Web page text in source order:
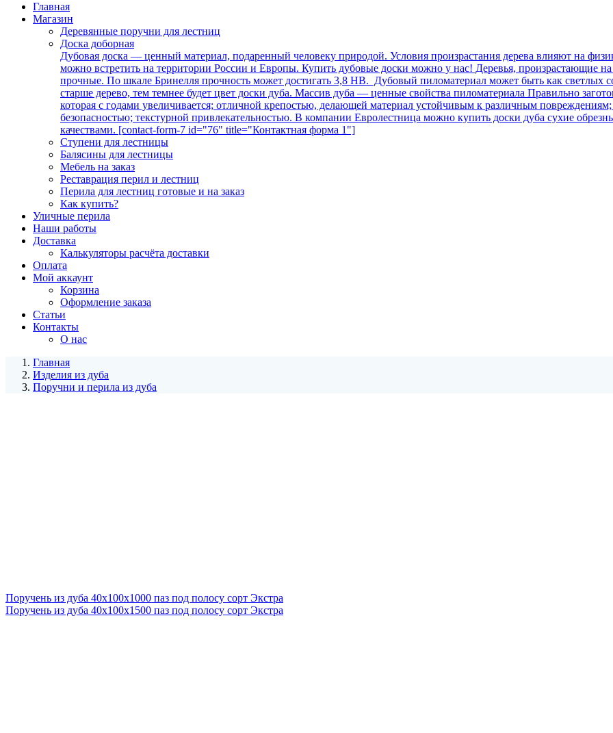
Главная
Магазин
Деревянные поручни для лестниц
Доска доборная
Дубовая доска — ценный материал, подаренный человеку природой. Условия произрастания дерева влияют на
можно встретить на территории России и Европы. Купить дубовые доски можно у нас! Деревья, произрастающие
прочные. По шкале Бринелля прочность может достигать 3,8 НВ. Дубовый пиломатериал может быть как светлых
старше дерево, тем темнее будет цвет доски дуба. Массив дуба — ценные свойства пиломатериала Правильно
которая с годами увеличивается; отличной крепостью, делающей материал устойчивым к различным
безопасностью; текстурной привлекательностью. В компании Евролестница можно купить доски дуба сухие
качествами. [contact-form-7 id="76" title="Контактная форма 1"]
Ступени для лестницы
Балясины для лестницы
Мебель на заказ
Реставрация перил и лестниц
Перила для лестниц готовые и на заказ
Как купить?
Уличные перила
Наши работы
Доставка
Калькуляторы расчёта доставки
Оплата
Мой аккаунт
Корзина
Оформление заказа
Статьи
Контакты
О нас
Главная
Изделия из дуба
Поручни и перила из дуба
Поручень из дуба 40x100x1000 паз под полосу сорт Экстра
Поручень из дуба 40x100x1500 паз под полосу сорт Экстра